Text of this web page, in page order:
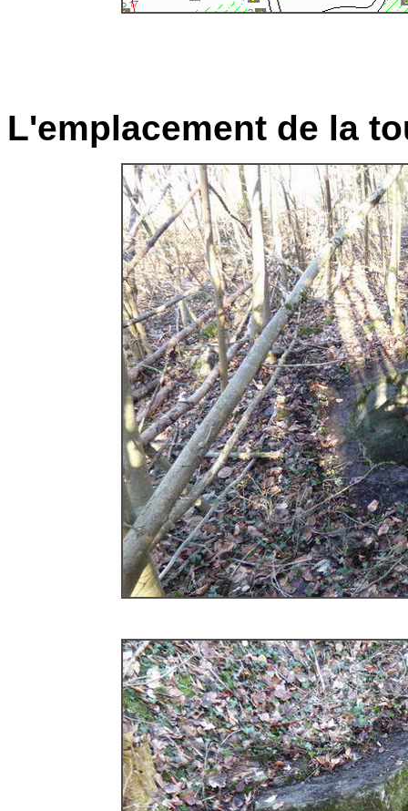
L'emplacement de la